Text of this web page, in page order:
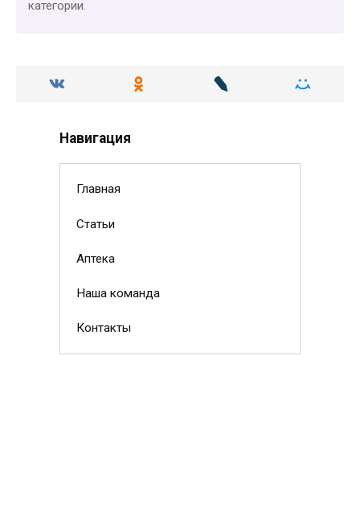
категории.
Навигация
Главная
Статьи
Аптека
Наша команда
Контакты